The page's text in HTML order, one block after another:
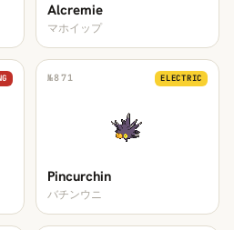
Alcremie
マホイップ
№871 ELECTRIC
Pincurchin
バチンウニ